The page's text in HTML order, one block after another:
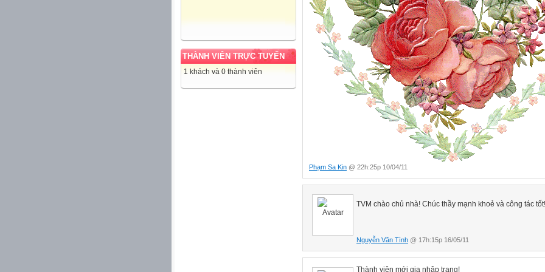
THÀNH VIÊN TRỰC TUYẾN
1 khách và 0 thành viên
Phạm Sa Kin @ 22h:25p 10/04/11
TVM chào chủ nhà! Chúc thầy mạnh khoẻ và công tác tốt!
Nguyễn Văn Tình @ 17h:15p 16/05/11
Thành viên mới gia nhập trang!